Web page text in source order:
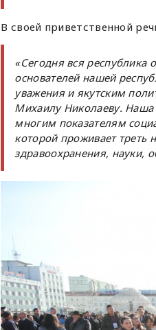
В своей приветственной
«Сегодня вся республика
основателей нашей
уважения и якутским
Михаилу Николаеву. Наша
многим показателям
которой проживает треть
здравоохранения, науки,